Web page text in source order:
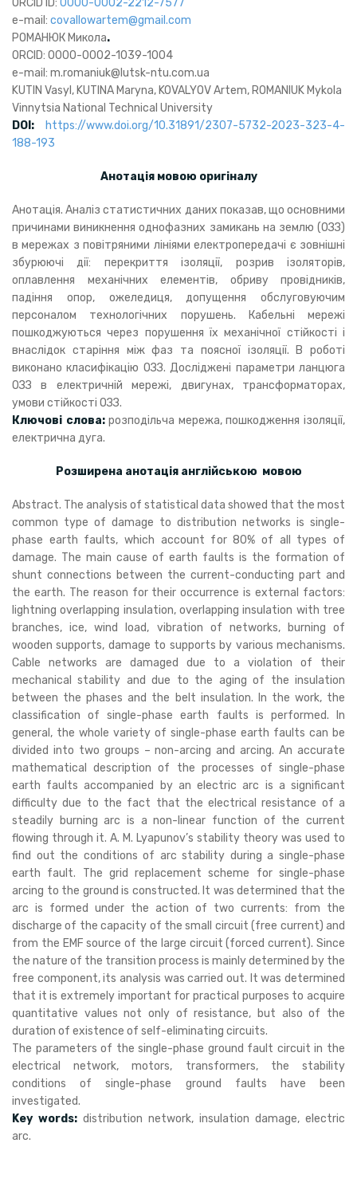
ORCID ID: 0000-0002-2212-7577
e-mail: covallowartem@gmail.com
РОМАНЮК Микола.
ORCID: 0000-0002-1039-1004
e-mail: m.romaniuk@lutsk-ntu.com.ua
KUTIN Vasyl, KUTINA Maryna, KOVALYOV Artem, ROMANIUK Mykola
Vinnytsia National Technical University
DOI:
https://www.doi.org/10.31891/2307-5732-2023-323-4-
188-193
Анотація мовою оригіналу
Анотація. Аналіз статистичних даних показав, що основними
причинами виникнення однофазних замикань на землю (ОЗЗ)
в мережах з повітряними лініями електропередачі є зовнішні
збурюючі дії: перекриття ізоляції, розрив ізоляторів,
оплавлення механічних елементів, обриву провідників,
падіння опор, ожеледиця, допущення обслуговуючим
персоналом технологічних порушень. Кабельні мережі
пошкоджуються через порушення їх механічної стійкості і
внаслідок старіння між фаз та поясної ізоляції. В роботі
виконано класифікацію ОЗЗ. Досліджені параметри ланцюга
ОЗЗ в електричній мережі, двигунах, трансформаторах,
умови стійкості ОЗЗ.
Ключові слова:розподільча мережа, пошкодження ізоляції,
електрична дуга.
Розширена анотація англійською мовою
Abstract. The analysis of statistical data showed that the most
common type of damage to distribution networks is single-
phase earth faults, which account for 80% of all types of
damage. The main cause of earth faults is the formation of
shunt connections between the current-conducting part and
the earth. The reason for their occurrence is external factors:
lightning overlapping insulation, overlapping insulation with tree
branches, ice, wind load, vibration of networks, burning of
wooden supports, damage to supports by various mechanisms.
Cable networks are damaged due to a violation of their
mechanical stability and due to the aging of the insulation
between the phases and the belt insulation. In the work, the
classification of single-phase earth faults is performed. In
general, the whole variety of single-phase earth faults can be
divided into two groups – non-arcing and arcing. An accurate
mathematical description of the processes of single-phase
earth faults accompanied by an electric arc is a significant
difficulty due to the fact that the electrical resistance of a
steadily burning arc is a non-linear function of the current
flowing through it. A. M. Lyapunov’s stability theory was used to
find out the conditions of arc stability during a single-phase
earth fault. The grid replacement scheme for single-phase
arcing to the ground is constructed. It was determined that the
arc is formed under the action of two currents: from the
discharge of the capacity of the small circuit (free current) and
from the EMF source of the large circuit (forced current). Since
the nature of the transition process is mainly determined by the
free component, its analysis was carried out. It was determined
that it is extremely important for practical purposes to acquire
quantitative values not only of resistance, but also of the
duration of existence of self-eliminating circuits.
The parameters of the single-phase ground fault circuit in the
electrical network, motors, transformers, the stability
conditions of single-phase ground faults have been
investigated.
Key words: distribution network, insulation damage, electric
arc.